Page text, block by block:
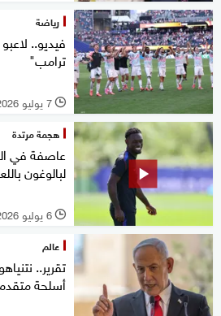
رياضة
فيديو..
ترامب"
l 7 يوليو 2026
هجمة مرتدة
عاصفة في
لبالوغون
l 6 يوليو 2026
عالم
تقرير..
أسلحة